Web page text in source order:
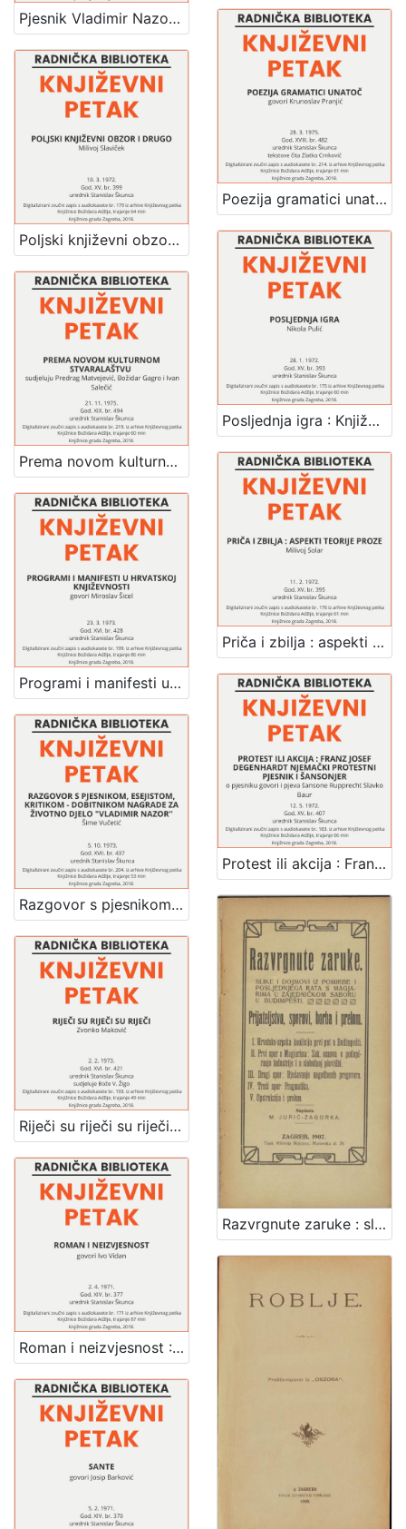
Pjesnik Vladimir Nazor : Književni petak, dvorana u Novinarskom domu, 26. 1. 1973., br. 420 / Nedjeljko Mihanović ; recitira Neva Rošić ; urednik Stanislav Škunca
Poezija gramatici unatoč : Književni petak, dvorana u Novinarskom domu, 28. 3. 1975., br. 482 / Krunoslav Pranjić ; tekstove čita Zlatko Crnković ; urednik Stanislav Škunca
Poljski književni obzor i drugo : Književni petak, dvorana u Novinarskom domu, 10. 3. 1972., br. 399 / Milivoj Slaviček ; urednik Stanislav Škunca
Posljednja igra : Književni petak, dvorana u Novinarskom domu, 28. 1. 1972., br. 393 / Nikola Pulić ; urednik Stanislav Škunca
Prema novom kulturnom stvaralaštvu : Književni petak, dvorana u Novinarskom domu, 21. 11. 1975., br. 494 / sudjeluju Predrag Matvejević, Božidar Gagro, Ivan Salečić ; urednik Stanislav Škunca
Priča i zbilja : aspekti teorije proze : Književni petak, dvorana u Novinarskom domu, 11. 2. 1972., br. 395 / Milivoj Solar ; urednik Stanislav Škunca
Programi i manifesti u hrvatskoj književnosti : Književni petak, dvorana u Novinarskom domu, 23. 3. 1973., br. 428 / Miroslav Šicel ; urednik Stanislav Škunca
Protest ili akcija : Franz Josef Degenhardt njemački protestni pjesnik i šansonjer : Književni petak, dvorana u Novinarskom domu, 12. 5. 1972., br. 407 / o pjesniku govori i pjeva šansone Rupprecht Slavko Baur ; urednik Stanislav Škunca
Razgovor s pjesnikom, esejistom, kritikom - dobitnikom nagrade za životno djelo "Vladimir Nazor" : Književni petak, dvorana u Novinarskom domu, 5. 10. 1973., br. 437 / Šime Vučetić ; urednik Stanislav Škunca
Razvrgnute zaruke : slike i dojmovi iz pomirbe i posljednjega rata s Magjarima u zajedničkom saboru u Budimpešti : prijateljstvo, sporovi, borba i prelom / napisala M. Jurić-Zagorka.
Riječi su riječi su riječi : Književni petak, dvorana u Novinarskom domu, 2. 2. 1973., br. 421 / Zvonko Maković ; sudjeluje Bože V. Žigo ; urednik Stanislav Škunca
Roman i neizvjesnost : Književni petak, dvorana u Medulićevoj 30, 2. 4. 1971., br. 377 / govori Ivo Vidan ; urednik Stanislav Škunca